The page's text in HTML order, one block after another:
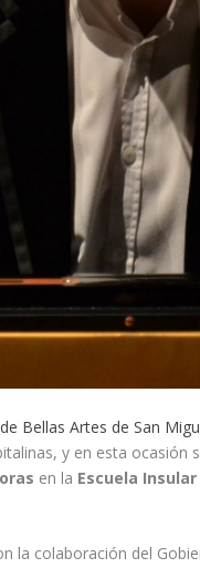
Bellas Artes de San
y en esta
en la Escuela
la colaboración del